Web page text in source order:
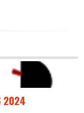
2024